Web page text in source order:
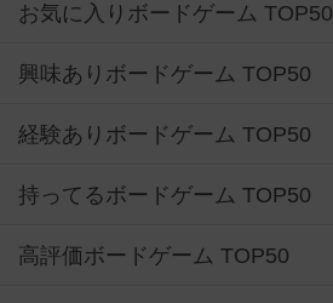
お気に入りボードゲーム TOP50
興味ありボードゲーム TOP50
経験ありボードゲーム TOP50
持ってるボードゲーム TOP50
高評価ボードゲーム TOP50